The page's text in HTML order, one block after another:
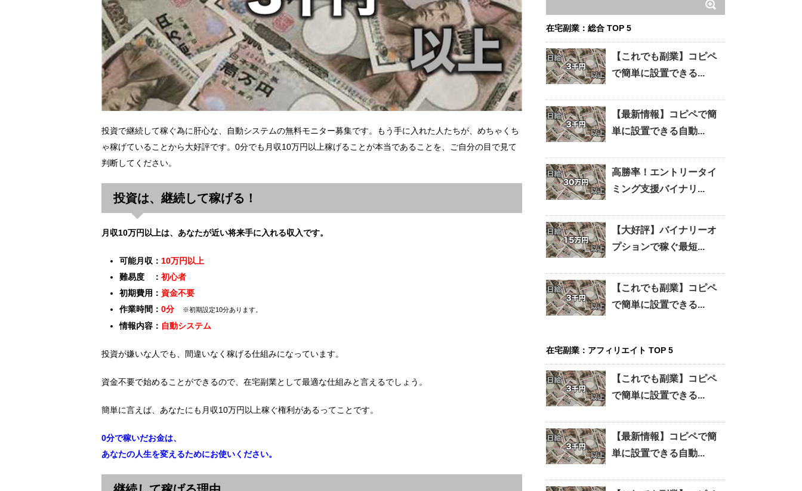
投資で継続して稼ぐ為に肝心な、自動システムの無料モニター募集です。もう手に入れた人たちが、めちゃくち
ゃ稼げていることから大好評です。0分でも月収10万円以上稼げることが本当であることを、ご自分の目で見て
判断してください。
投資は、継続して稼げる！
月収10万円以上は、あなたが近い将来手に入れる収入です。
可能月収： 10万円以上
難易度 ： 初心者
初期費用： 資金不要
作業時間： 0分 ※初期設定10分あります。
情報内容： 自動システム
投資が嫌いな人でも、間違いなく稼げる仕組みになっています。
資金不要で始めることができるので、在宅副業として最適な仕組みと言えるでしょう。
簡単に言えば、あなたにも月収10万円以上稼ぐ権利があるってことです。
0分で稼いだお金は、
あなたの人生を変えるためにお使いください。
在宅副業：総合 TOP 5
【これでも副業】コピペ
で簡単に設置できる...
【最新情報】コピペで簡
単に設置できる自動...
高勝率！エントリータイ
ミング支援バイナリ...
【大好評】バイナリーオ
プションで稼ぐ最短...
【これでも副業】コピペ
で簡単に設置できる...
在宅副業：アフィリエイト TOP 5
【これでも副業】コピペ
で簡単に設置できる...
【最新情報】コピペで簡
単に設置できる自動...